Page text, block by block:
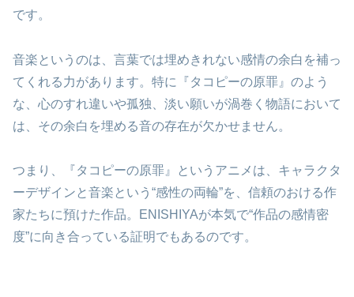
です。
音楽というのは、言葉では埋めきれない感情の余白を補っ
てくれる力があります。特に『タコピーの原罪』のよう
な、心のすれ違いや孤独、淡い願いが渦巻く物語において
は、その余白を埋める音の存在が欠かせません。
つまり、『タコピーの原罪』というアニメは、キャラクタ
ーデザインと音楽という“感性の両輪”を、信頼のおける作
家たちに預けた作品。ENISHIYAが本気で“作品の感情密
度”に向き合っている証明でもあるのです。